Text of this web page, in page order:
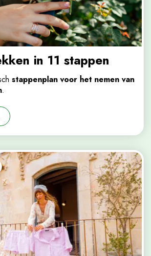
in 11 stappen
stappenplan voor het nemen van
.